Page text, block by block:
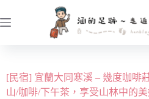
至
容[民宿] 宜蘭大同寒溪 – 幾度咖啡
山/咖啡/下午茶，享受山林中的